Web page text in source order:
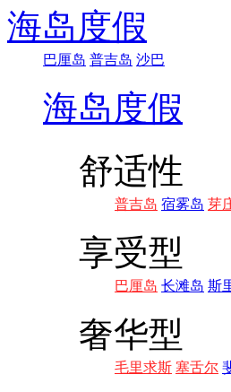
海岛度假
巴厘岛 普吉岛 沙巴
海岛度假
舒适性
普吉岛 宿雾岛 芽
享受型
巴厘岛 长滩岛 斯
奢华型
毛里求斯 塞舌尔